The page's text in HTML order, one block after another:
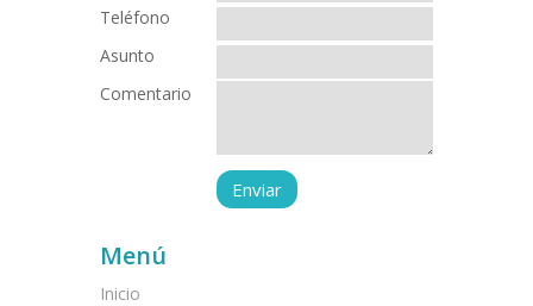
Teléfono
Asunto
Comentario
Menú
Inicio